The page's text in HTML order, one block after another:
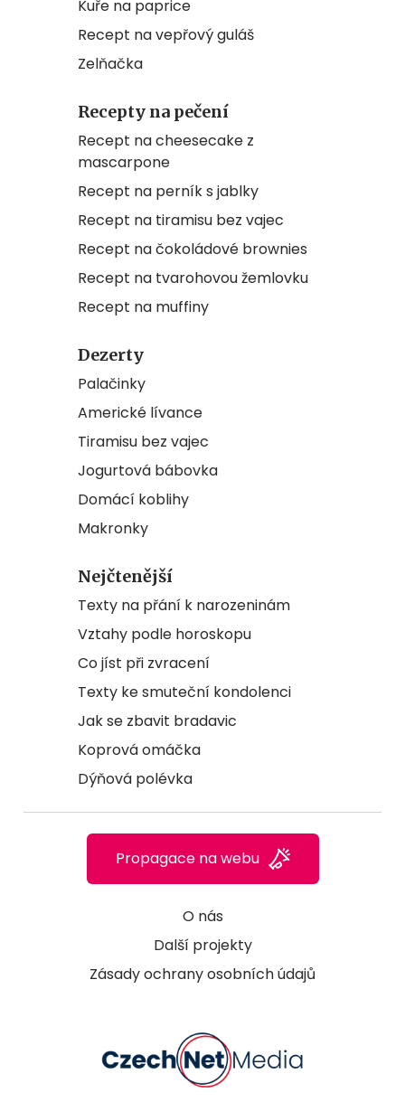
Kuře na paprice
Recept na vepřový guláš
Zelňačka
Recepty na pečení
Recept na cheesecake z
mascarpone
Recept na perník s jablky
Recept na tiramisu bez vajec
Recept na čokoládové brownies
Recept na tvarohovou žemlovku
Recept na muffiny
Dezerty
Palačinky
Americké lívance
Tiramisu bez vajec
Jogurtová bábovka
Domácí koblihy
Makronky
Nejčtenější
Texty na přání k narozeninám
Vztahy podle horoskopu
Co jíst při zvracení
Texty ke smuteční kondolenci
Jak se zbavit bradavic
Koprová omáčka
Dýňová polévka
O nás
Další projekty
Zásady ochrany osobních údajů
Propagace na webu